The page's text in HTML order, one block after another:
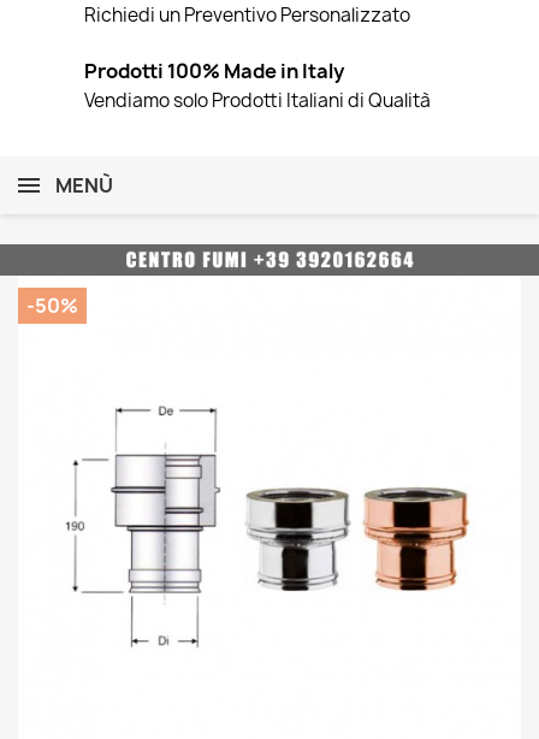
Richiedi un Preventivo Personalizzato
Prodotti 100% Made in Italy
Vendiamo solo Prodotti Italiani di Qualità
MENÙ
-50%